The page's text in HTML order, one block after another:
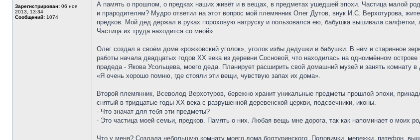
Зарегистрирован: 06 ноя
2013, 13:34
Сообщений: 1074
А память о прошлом, о предках наших живёт и в вещах, в предметах ушедшей эпохи. Частица малой
и прародителям? Мудро ответил на этот вопрос мой племянник Олег Дутов, внук И.С. Верхотурова,
предков. Мой дед держал в руках пороховую натруску и пользовался ею, бабушка вышивала
Частица их труда находится со мной».
Олег создал в своём доме «рожковский уголок», уголок избы дедушки и бабушки. В нём и старинное
работы начала двадцатых годов XX века из деревни Сосновой, что находилась на одноимённом
прадеда - Якова Усольцева, моего деда. Планирует расширить свой домашний музей и занять
«Я очень хорошо помню, где стояли эти вещи, чувствую запах их дома».
Второй племянник, Всеволод Верхотуров, бережно хранит уникальные предметы прошлой эпохи,
снятый в тридцатые годы XX века с разрушенной деревенской церкви, подсвечники, иконы.
- Что значат для тебя эти предметы?
- Это частица моей семьи, предков. Память о них. Любая вещь мне дорога, так как напоминает о моих
Что у меня? Создала небольшую комнату моего дома болтуринского. Половички, мережки, патефон,